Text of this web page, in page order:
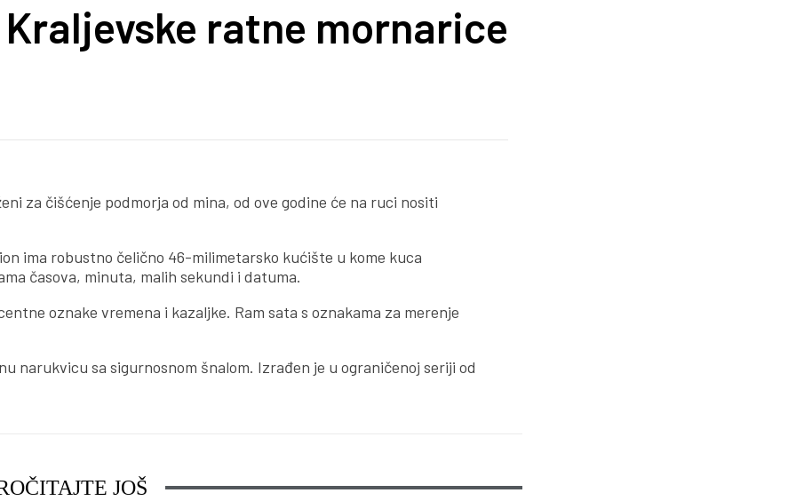
ratne mornarice
za čišćenje podmorja od mina, od ove godine će na ruci nositi
ima robustno čelično 46-milimetarsko kućište u kome kuca
časova, minuta, malih sekundi i datuma.
oznake vremena i kazaljke. Ram sata s oznakama za merenje
narukvicu sa sigurnosnom šnalom. Izrađen je u ograničenoj seriji od
JOŠ